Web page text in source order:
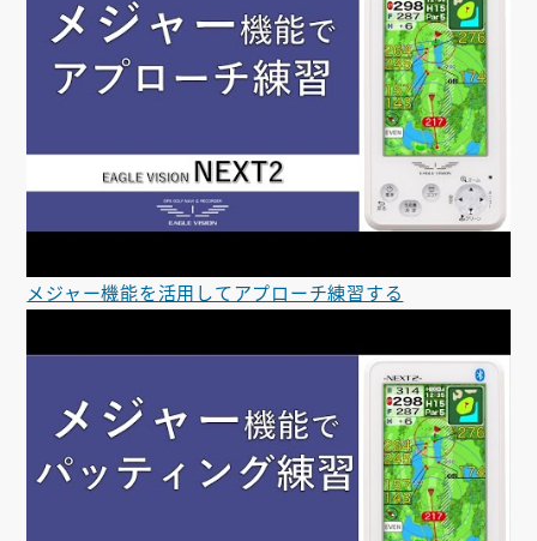
メジャー機能を活用してアプローチ練習する